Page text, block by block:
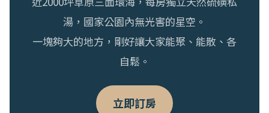
湯，國家公園內無光害的星空。
一塊夠大的地方，剛好讓大家能聚、能散、各
自鬆。
立即訂房